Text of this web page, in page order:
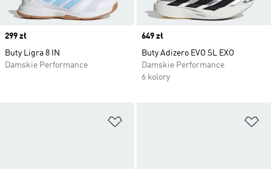
Price
299 zł
Buty Ligra 8 IN
Damskie Performance
Price
649 zł
Buty Adizero EVO SL EXO
Damskie Performance
6 kolory